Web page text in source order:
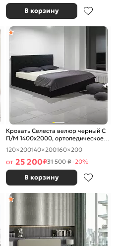
В корзину
Кровать Селеста велюр черный С
П/М 1400x2000, ортопедическое
основание, изголовье мягкое
120×200140×200160×200
от 25 200₽31 500 ₽-20%
В корзину